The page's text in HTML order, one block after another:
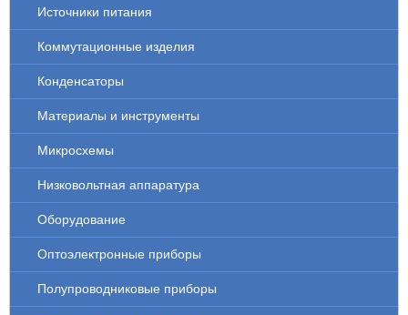
Источники питания
Коммутационные изделия
Конденсаторы
Материалы и инструменты
Микросхемы
Низковольтная аппаратура
Оборудование
Оптоэлектронные приборы
Полупроводниковые приборы